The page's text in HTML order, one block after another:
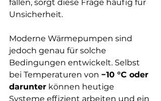
fallen, sorgt diese Frage häufig für
Unsicherheit.
Moderne Wärmepumpen sind
jedoch genau für solche
Bedingungen entwickelt. Selbst
bei Temperaturen von −10 °C oder
darunter können heutige
Systeme effizient arbeiten und ein